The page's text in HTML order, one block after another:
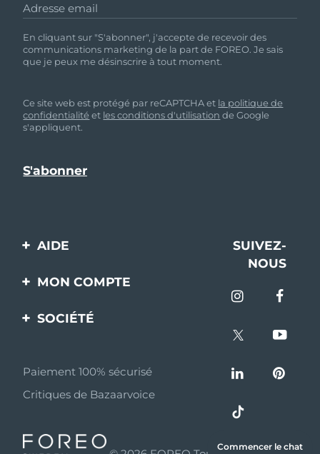
Adresse email
En cliquant sur "S'abonner", j'accepte de recevoir des
communications marketing de la part de FOREO. Je sais
que je peux me désinscrire à tout moment.
Ce site web est protégé par reCAPTCHA et la politique de
confidentialité et les conditions d'utilisation de Google
s'appliquent.
AIDE
Contactez-nous
livraisons
Questions et réponses
Informations sur la
SUIVEZ-
NOUS
MON COMPTE
Enregistrement produit
SOCIÉTÉ
Programme d’affiliation
Nouvelles d'affiliation
Paiement 100% sécurisé
Critiques de Bazaarvoice
Commencer le chat